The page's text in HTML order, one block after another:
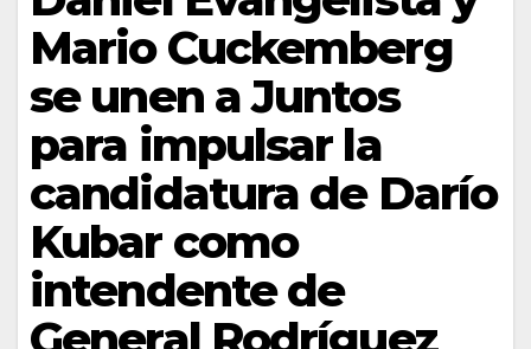
Mario Cuckemberg
se unen a Juntos
para impulsar la
candidatura de Darío
Kubar como
intendente de